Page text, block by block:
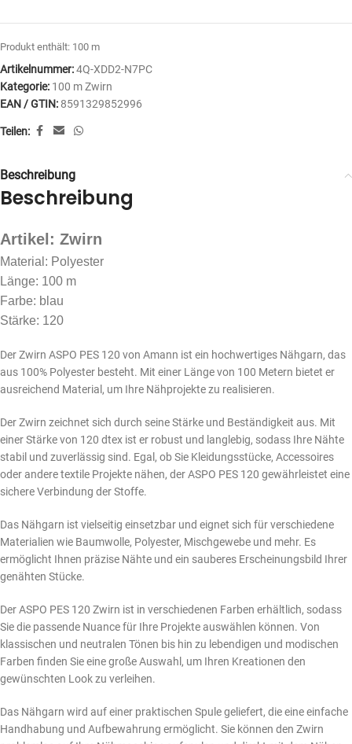
Produkt enthält: 100 m
Artikelnummer:4Q-XDD2-N7PC
Kategorie: 100 m Zwirn
EAN / GTIN: 8591329852996
Teilen:
Beschreibung
Beschreibung
Artikel: Zwirn
Material: Polyester
Länge: 100 m
Farbe: blau
Stärke: 120
Der Zwirn ASPO PES 120 von Amann ist ein hochwertiges Nähgarn, das
aus 100% Polyester besteht. Mit einer Länge von 100 Metern bietet er
ausreichend Material, um Ihre Nähprojekte zu realisieren.
Der Zwirn zeichnet sich durch seine Stärke und Beständigkeit aus. Mit
einer Stärke von 120 dtex ist er robust und langlebig, sodass Ihre Nähte
stabil und zuverlässig sind. Egal, ob Sie Kleidungsstücke, Accessoires
oder andere textile Projekte nähen, der ASPO PES 120 gewährleistet eine
sichere Verbindung der Stoffe.
Das Nähgarn ist vielseitig einsetzbar und eignet sich für verschiedene
Materialien wie Baumwolle, Polyester, Mischgewebe und mehr. Es
ermöglicht Ihnen präzise Nähte und ein sauberes Erscheinungsbild Ihrer
genähten Stücke.
Der ASPO PES 120 Zwirn ist in verschiedenen Farben erhältlich, sodass
Sie die passende Nuance für Ihre Projekte auswählen können. Von
klassischen und neutralen Tönen bis hin zu lebendigen und modischen
Farben finden Sie eine große Auswahl, um Ihren Kreationen den
gewünschten Look zu verleihen.
Das Nähgarn wird auf einer praktischen Spule geliefert, die eine einfache
Handhabung und Aufbewahrung ermöglicht. Sie können den Zwirn